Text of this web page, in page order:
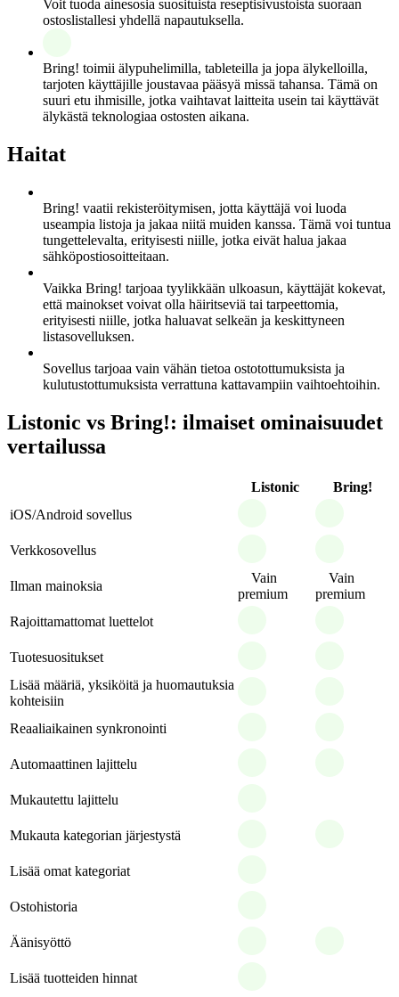
Voit tuoda ainesosia suosituista reseptisivustoista suoraan
ostoslistallesi yhdellä napautuksella.
Bring! toimii älypuhelimilla, tableteilla ja jopa älykelloilla,
tarjoten käyttäjille joustavaa pääsyä missä tahansa. Tämä on
suuri etu ihmisille, jotka vaihtavat laitteita usein tai käyttävät
älykästä teknologiaa ostosten aikana.
Haitat
Bring! vaatii rekisteröitymisen, jotta käyttäjä voi luoda
useampia listoja ja jakaa niitä muiden kanssa. Tämä voi tuntua
tungettelevalta, erityisesti niille, jotka eivät halua jakaa
sähköpostiosoitteitaan.
Vaikka Bring! tarjoaa tyylikkään ulkoasun, käyttäjät kokevat,
että mainokset voivat olla häiritseviä tai tarpeettomia,
erityisesti niille, jotka haluavat selkeän ja keskittyneen
listasovelluksen.
Sovellus tarjoaa vain vähän tietoa ostotottumuksista ja
kulutustottumuksista verrattuna kattavampiin vaihtoehtoihin.
Listonic vs Bring!: ilmaiset ominaisuudet
vertailussa
Listonic
Bring!
iOS/Android sovellus
Verkkosovellus
Ilman mainoksia
Vain
premium
Vain
premium
Rajoittamattomat luettelot
Tuotesuositukset
Lisää määriä, yksiköitä ja huomautuksia
kohteisiin
Reaaliaikainen synkronointi
Automaattinen lajittelu
Mukautettu lajittelu
Mukauta kategorian järjestystä
Lisää omat kategoriat
Ostohistoria
Äänisyöttö
Lisää tuotteiden hinnat